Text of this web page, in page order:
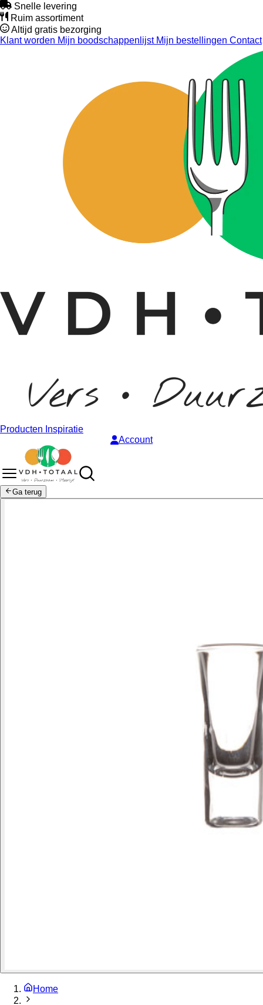
Snelle levering
Ruim assortiment
Altijd gratis bezorging
Klant worden Mijn boodschappenlijstMijn bestellingen Contact
Producten Inspiratie
Account
Ga terug
Home